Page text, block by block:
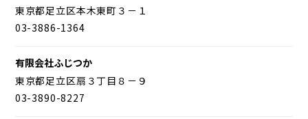
東京都足立区本木東町３－１
03-3886-1364
有限会社ふじつか
東京都足立区扇３丁目８－９
03-3890-8227